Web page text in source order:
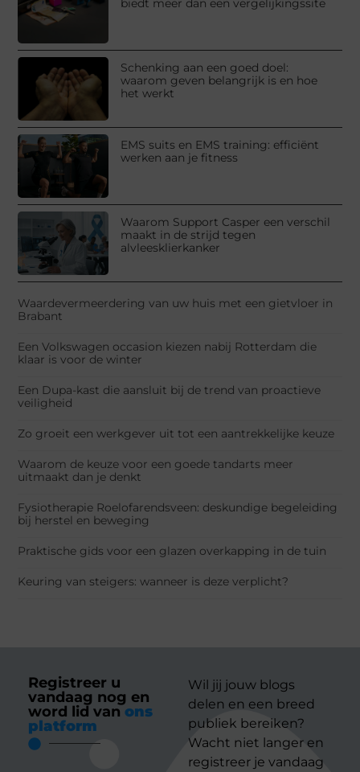
biedt meer dan een vergelijkingssite
Schenking aan een goed doel:
waarom geven belangrijk is en hoe
het werkt
EMS suits en EMS training: efficiënt
werken aan je fitness
Waarom Support Casper een verschil
maakt in de strijd tegen
alvleesklierkanker
Waardevermeerdering van uw huis met een gietvloer in
Brabant
Een Volkswagen occasion kiezen nabij Rotterdam die
klaar is voor de winter
Een Dupa-kast die aansluit bij de trend van proactieve
veiligheid
Zo groeit een werkgever uit tot een aantrekkelijke keuze
Waarom de keuze voor een goede tandarts meer
uitmaakt dan je denkt
Fysiotherapie Roelofarendsveen: deskundige begeleiding
bij herstel en beweging
Praktische gids voor een glazen overkapping in de tuin
Keuring van steigers: wanneer is deze verplicht?
Registreer u
vandaag nog en
word lid van ons
platform
Wil jij jouw blogs
delen en een breed
publiek bereiken?
Wacht niet langer en
registreer je vandaag